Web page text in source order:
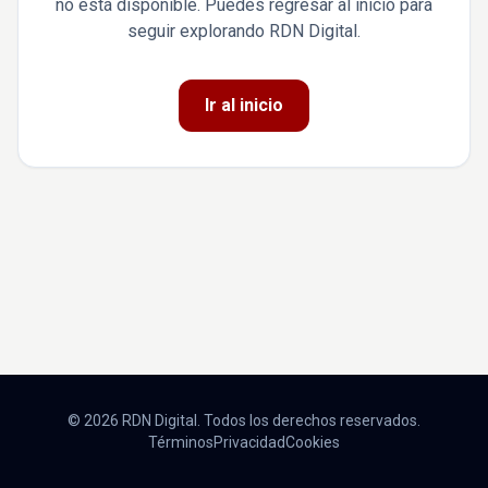
no está disponible. Puedes regresar al inicio para
seguir explorando RDN Digital.
Ir al inicio
© 2026 RDN Digital. Todos los derechos reservados.
TérminosPrivacidadCookies